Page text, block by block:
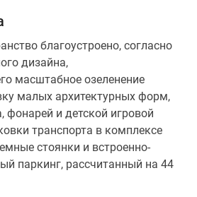
благоустроено, согласно
дизайна,
масштабное озеленение
малых архитектурных форм,
фонарей и детской игровой
транспорта в комплексе
стоянки и встроенно-
паркинг, рассчитанный на 44